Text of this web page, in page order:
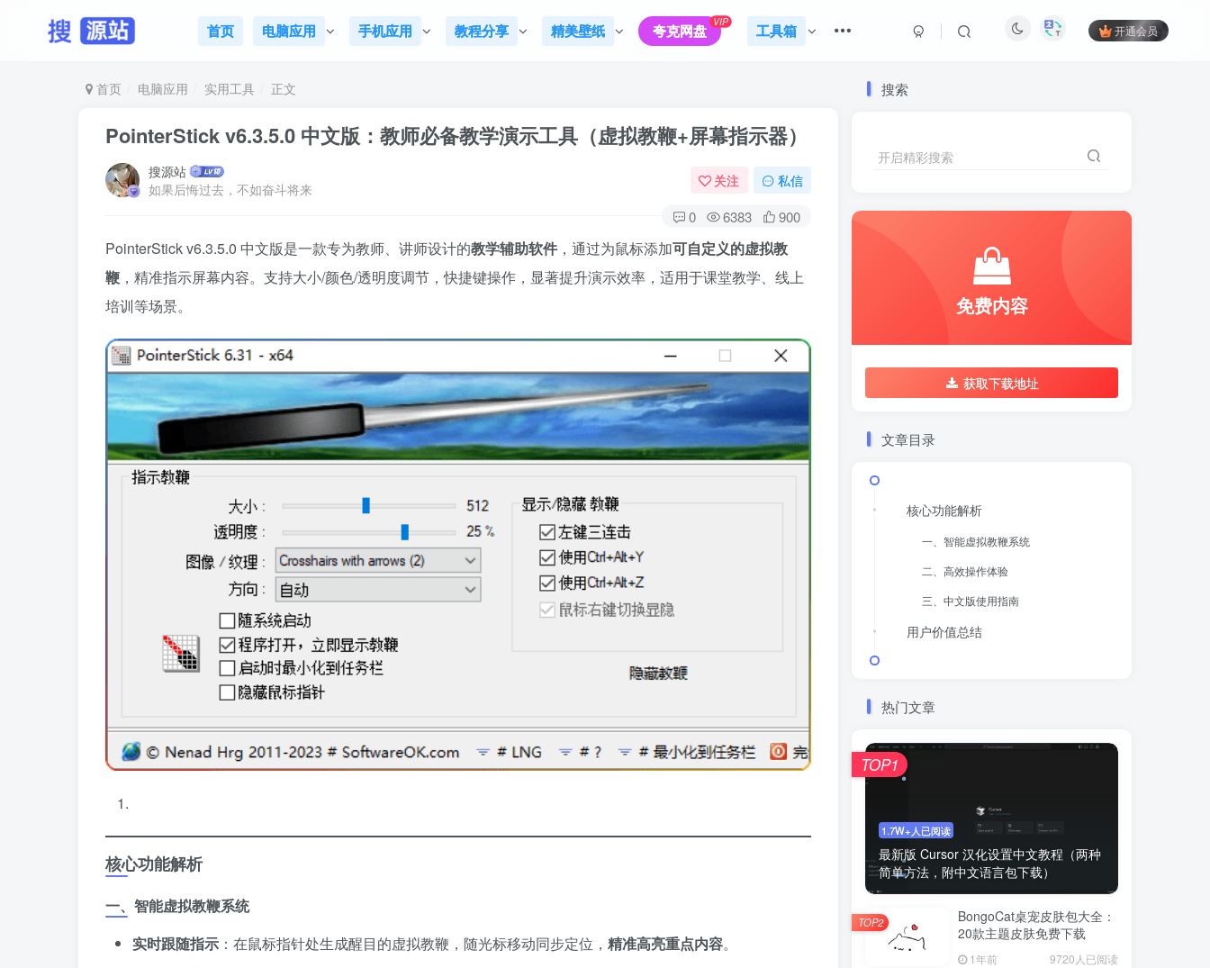
首页 电脑应用 手机应用 教程分享 精美壁纸 夸克网盘 VIP 工具箱 开通会员
首页 电脑应用 实用工具 正文
PointerStick v6.3.5.0 中文版：教师必备教学演示工具（虚拟教鞭+屏幕指示器）
搜源站
如果后悔过去，不如奋斗将来
关注 私信
0 6383 900
PointerStick v6.3.5.0 中文版是一款专为教师、讲师设计的教学辅助软件 ，通过为鼠标添加可自定义的虚拟教
鞭 ，精准指示屏幕内容。支持大小/颜色/透明度调节，快捷键操作，显著提升演示效率，适用于课堂教学、线上
培训等场景。
核心功能解析
一、智能虚拟教鞭系统
实时跟随指示 ​：在鼠标指针处生成醒目的虚拟教鞭，随光标移动同步定位，​ 精准高亮重点内容。
搜索
开启精彩搜索
免费内容
获取下载地址
文章目录
​核心功能解析​
​一、智能虚拟教鞭系统​
​二、高效操作体验​
​三、中文版使用指南​
​用户价值总结​
热门文章
1.7W+人已阅读
最新版 Cursor 汉化设置中文教程（两种
简单方法，附中文语言包下载）
TOP1
BongoCat桌宠皮肤包大全：
20款主题皮肤免费下载
1年前 9720人已阅读
TOP2